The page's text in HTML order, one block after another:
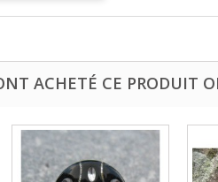
ACHETÉ CE PRODUIT